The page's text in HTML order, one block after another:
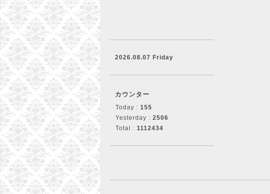
2026.08.07 Friday
カウンター
Today : 155
Yesterday : 2506
Total : 1112434